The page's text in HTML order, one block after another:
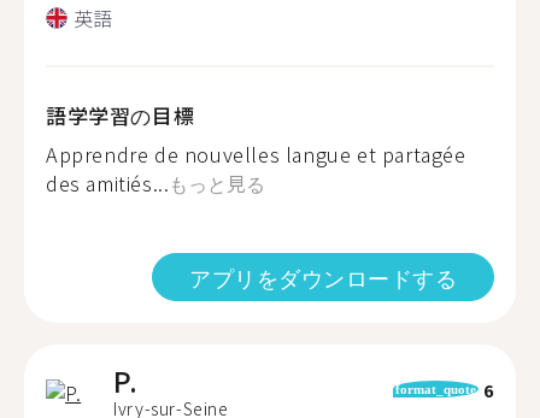
英語
語学学習の目標
Apprendre de nouvelles langue et partagée
des amitiés...もっと見る
アプリをダウンロードする
P.
Ivry-sur-Seine
format_quote 6